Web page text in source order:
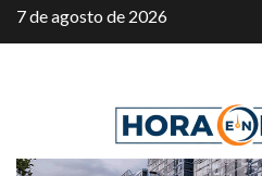
Saltar
al
7 de agosto de 2026